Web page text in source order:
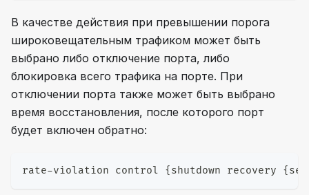
В качестве действия при превышении порога
широковещательным трафиком может быть
выбрано либо отключение порта, либо
блокировка всего трафика на порте. При
отключении порта также может быть выбрано
время восстановления, после которого порт
будет включен обратно:
rate-violation control {shutdown recovery